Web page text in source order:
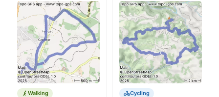
Walking Cycling